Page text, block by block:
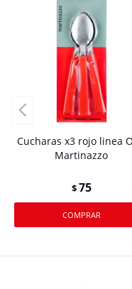
Cucharas x3 rojo linea
Martinazzo
$75